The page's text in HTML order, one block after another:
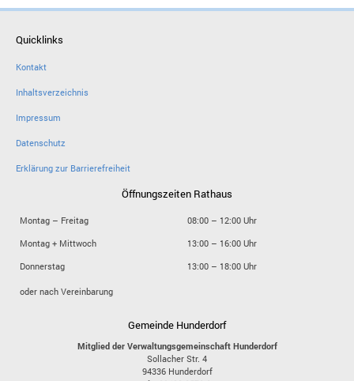
Quicklinks
Kontakt
Inhaltsverzeichnis
Impressum
Datenschutz
Erklärung zur Barrierefreiheit
Öffnungszeiten Rathaus
Montag – Freitag
08:00 – 12:00 Uhr
Montag + Mittwoch
13:00 – 16:00 Uhr
Donnerstag
13:00 – 18:00 Uhr
oder nach Vereinbarung
Gemeinde Hunderdorf
Mitglied der Verwaltungsgemeinschaft Hunderdorf
Sollacher Str. 4
94336 Hunderdorf